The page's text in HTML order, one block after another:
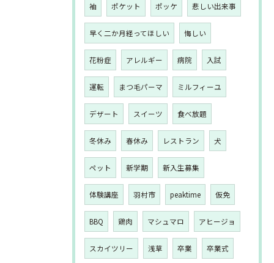
袖 ポケット ポッケ 悲しい出来事
早く二か月経ってほしい 悔しい
花粉症 アレルギー 病院 入試
運転 まつ毛パーマ ミルフィーユ
デザート スイーツ 食べ放題
冬休み 春休み レストラン 犬
ペット 新学期 新入生募集
体験講座 羽村市 peaktime 仮免
BBQ 鶏肉 マシュマロ アヒージョ
スカイツリー 浅草 卒業 卒業式